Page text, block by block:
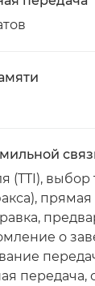
(TTI),
прямая
о
передача,